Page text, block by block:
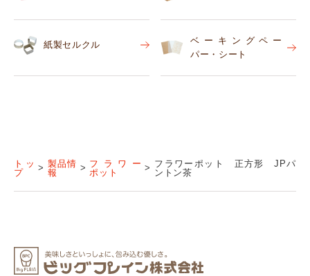
紙製セルクル
ベーキングペー
パー・シート
トッ
プ
製品情
報
フラワー
ポット
フラワーポット 正方形 JPパ
ントン茶